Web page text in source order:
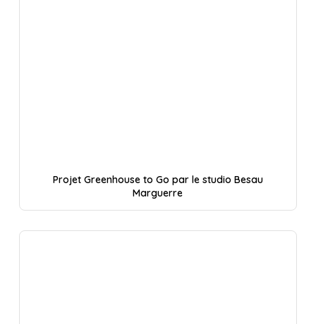
Projet Greenhouse to Go par le studio Besau
Marguerre